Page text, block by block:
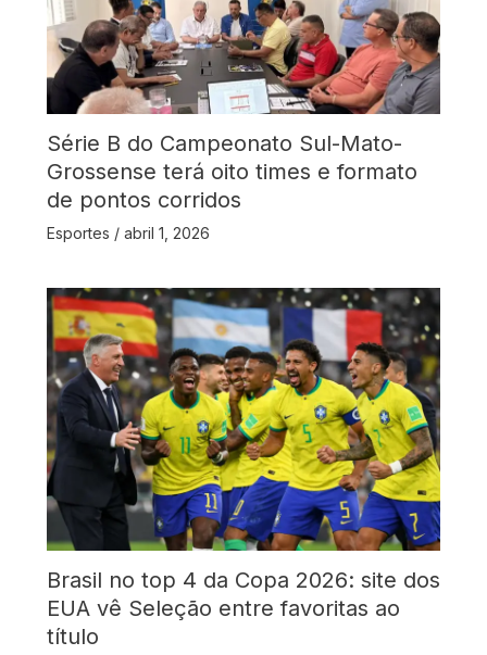
Série B do Campeonato Sul-Mato-
Grossense terá oito times e formato
de pontos corridos
Esportes / abril 1, 2026
Brasil no top 4 da Copa 2026: site dos
EUA vê Seleção entre favoritas ao
título